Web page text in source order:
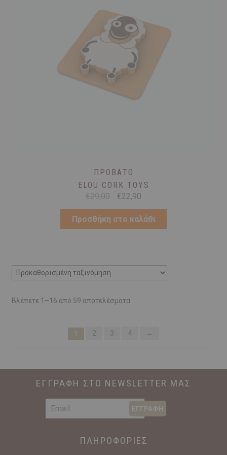
ΠΡΌΒΑΤΟ
ELOU CORK TOYS
€29,00
Original
was:
€29,00.
€22,90Η
τιμή
είναι:
Προσθήκη στο καλάθι
Βλέπετε 1–16 από 59 αποτελέσματα
1 2 3 4 →
ΕΓΓΡΑΦΗ ΣΤΟ NEWSLETTER ΜΑΣ
ΕΓΓΡΑΦΗ
ΠΛΗΡΟΦΟΡΙΕΣ